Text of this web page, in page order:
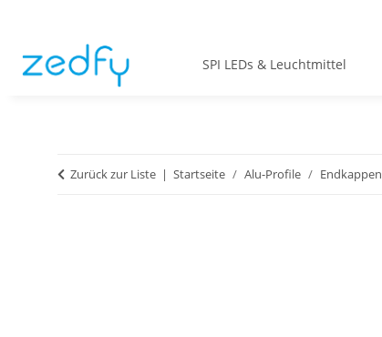
SPI LEDs & Leuchtmittel
Zurück zur Liste Startseite Alu-Profile Endkappen